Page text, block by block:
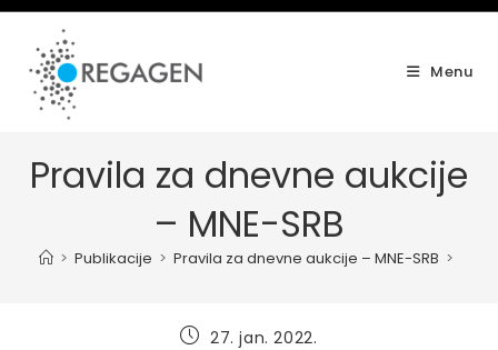
Skip
content
Menu
Pravila za dnevne aukcije
– MNE-SRB
> Publikacije > Pravila za dnevne aukcije – MNE-SRB >
Post27. jan. 2022.